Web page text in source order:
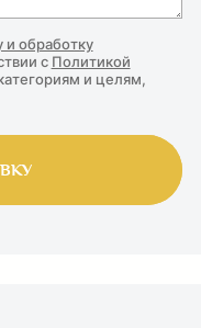
и обработку
с Политикой
и целям,